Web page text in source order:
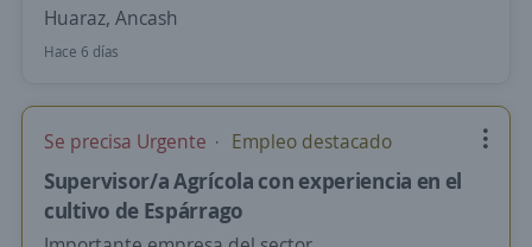
Huaraz, Ancash
Hace 6 días
Se precisa Urgente Empleo destacado
Supervisor/a Agrícola con experiencia en el
cultivo de Espárrago